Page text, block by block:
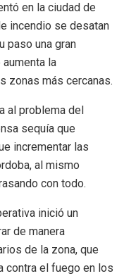
en la ciudad de
incendio se desatan
paso una gran
la
zonas más cercanas.
al problema del
sequía que
incrementar las
al mismo
con todo.
inició un
de manera
de la zona, que
contra el fuego en los